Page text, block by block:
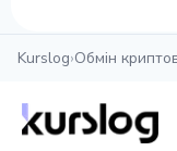
Kurslog›Обмін